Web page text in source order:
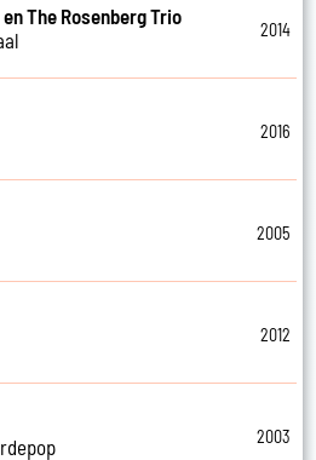
The Rosenberg Trio
2014
2016
2005
2012
2003